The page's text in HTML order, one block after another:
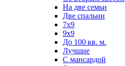
На две семьи
Две спальни
7х9
9х9
До 100 кв. м.
Лучшие
С мансардой